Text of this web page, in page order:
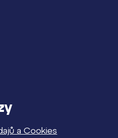
a Cookies